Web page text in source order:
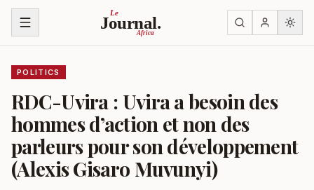
Skip to content Le
Journal.
Africa
POLITICS
RDC-Uvira : Uvira a besoin des
hommes d’action et non des
parleurs pour son développement
(Alexis Gisaro Muvunyi)